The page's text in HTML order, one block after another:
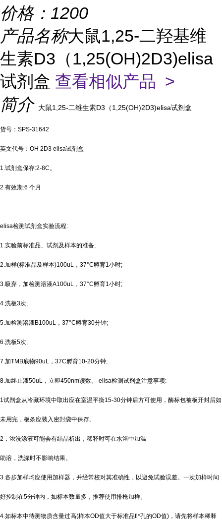
价格： 1200
产品名称大鼠1,25-二羟基维
生素D3（1,25(OH)2D3)elisa
试剂盒 查看相似产品 >
简介
大鼠1,25-二维生素D3（1,25(OH)2D3)elisa试剂盒
货号：SPS-31642
英文代号：OH 2D3 elisa试剂盒
1.试剂盒保存:2-8C。
2.有效期:6 个月
elisa检测试剂盒实验流程:
1.实验前标准品、试剂及样本的准备;
2.加样(标准品及样本)100uL，37°C孵育1小时;
3.吸弃，加检测溶液A100uL，37°C孵育1小时;
4.洗板3次;
5.加检测溶液B100uL，37°C孵育30分钟;
6.洗板5次;
7.加TMB底物90uL，37C孵育10-20分钟;
8.加终止液50uL，立即450nm读数。 elisa检测试剂盒注意事项:
1试剂盒从冷藏环境中取出应在室温平衡15-30分钟后方可使用，酶标包被板开封后如
未用完，板条应装入密封袋中保存。
2，浓洗涤液可能会有结晶析出，稀释时可在水浴中加温
助溶，洗涤时不影响结果。
3.各步加样均应使用加样器，并经常校对其准确性，以避免试验误差。一次加样时间
好控制在5分钟内，如标本数量多，推荐使用排枪加样。
4.如标本中待测物质含量过高(样本OD值大于标准品fl*孔的OD值)，请先将样本稀释